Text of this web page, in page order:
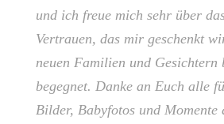
und ich freue mich sehr über
Vertrauen, das mir geschenkt
neuen Familien und Gesichtern
begegnet. Danke an Euch alle
Bilder, Babyfotos und Momente